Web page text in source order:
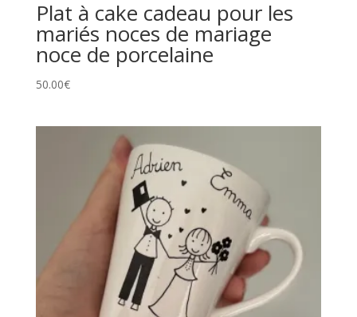
Plat à cake cadeau pour les
mariés noces de mariage
noce de porcelaine
50.00€